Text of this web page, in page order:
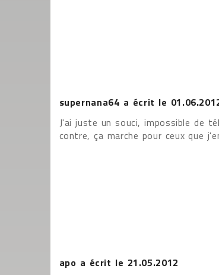
supernana64 a écrit le
J'ai juste un souci, impossible de
contre, ça marche pour ceux que
apo a écrit le 21.05.2012